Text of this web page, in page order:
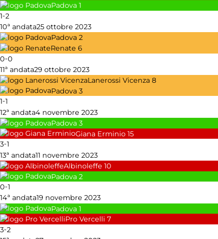
Padova 1
1-2
10ª andata25 ottobre 2023
Padova 2
Renate 6
0-0
11ª andata29 ottobre 2023
Lanerossi Vicenza 8
Padova 3
1-1
12ª andata4 novembre 2023
Padova 3
Giana Erminio 15
3-1
13ª andata11 novembre 2023
Albinoleffe 10
Padova 2
0-1
14ª andata19 novembre 2023
Padova 1
Pro Vercelli 7
3-2